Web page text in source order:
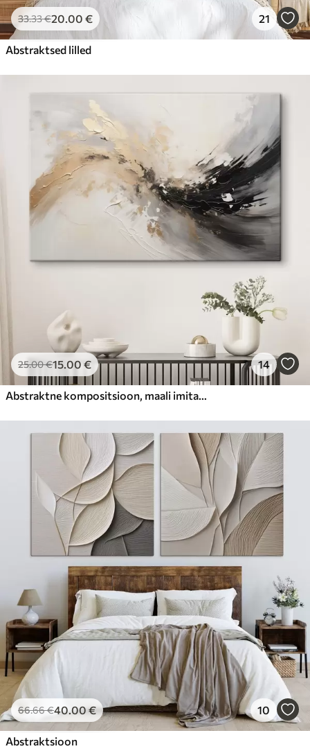
33.33€20.00 € 21
Abstraktsed lilled
25.00€15.00 € 14
Abstraktne kompositsioon, maali imitatsioon
66.66€40.00€ 10
Abstraktsioon